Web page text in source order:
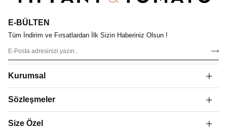
E-BÜLTEN
Tüm İndirim ve Fırsatlardan İlk Sizin Haberiniz Olsun !
Kurumsal
Sözleşmeler
Size Özel